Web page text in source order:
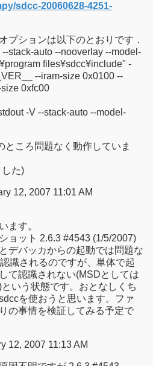
sdcc-20060628-4251-
プションは以下のとおりです．
stack-auto --nooverlay --model-
files¥sdcc¥include" -
--iram-size 0x0100 --
0xfc00
-V --stack-auto --model-
ところ問題なく動作していま
た)
12, 2007 11:01 AM
ます。
ョット 2.6.3 #4543 (1/5/2007)
デバッカからの起動では問題な
識されるのですが、単体で起
て認識されない(MSDとしては
いう状態です。おとなしくち
を使おうと思います。ファ
の事情を検証してみる予定で
12, 2007 11:13 AM